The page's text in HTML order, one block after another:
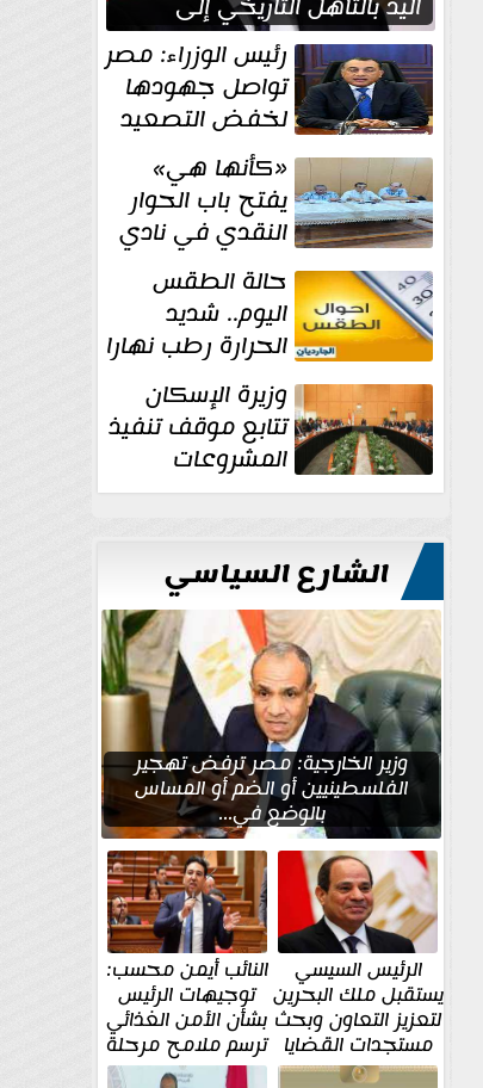
نصف نهائي كأس العالم
رئيس الوزراء: مصر
تواصل جهودها
لخفض التصعيد
والحفاظ على
الاستقرار الإقليمي«كأنها هي»
يفتح باب الحوار
النقدي في نادي
أدب مصر الجديدة
حالة الطقس
اليوم.. شديد
الحرارة رطب نهارا
مائل للحرارة رطب
ليلا.. و... وزيرة الإسكان
تتابع موقف تنفيذ
المشروعات
والخطة
للتعميرالشارع السياسي
وزير الخارجية: مصر ترفض تهجير
الفلسطينيين أو الضم أو المساس
بالوضع في...
الرئيس السيسي
يستقبل ملك البحرين
لتعزيز التعاون وبحث
مستجدات القضايا
الإقليمية والدولية
النائب أيمن محسب:
توجيهات الرئيس
بشأن الأمن الغذائي
ترسم ملامح مرحلة
جديدة